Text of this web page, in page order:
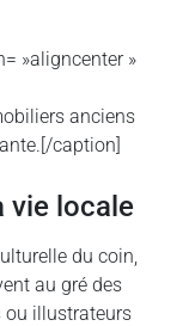
»aligncenter »
anciens
caption]
vie locale
du coin,
au gré des
ou illustrateurs